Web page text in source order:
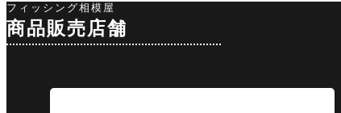
フィッシング相模屋
商品販売店舗